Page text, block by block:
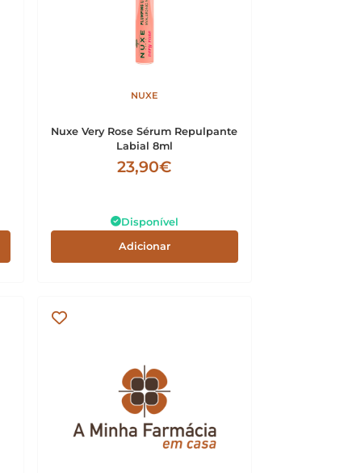
NUXE
Nuxe Very Rose Sérum Repulpante
Labial 8ml
23,90€
Disponível
Adicionar